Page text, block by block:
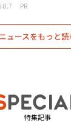
PR
ニュースをもっと読
特集記事